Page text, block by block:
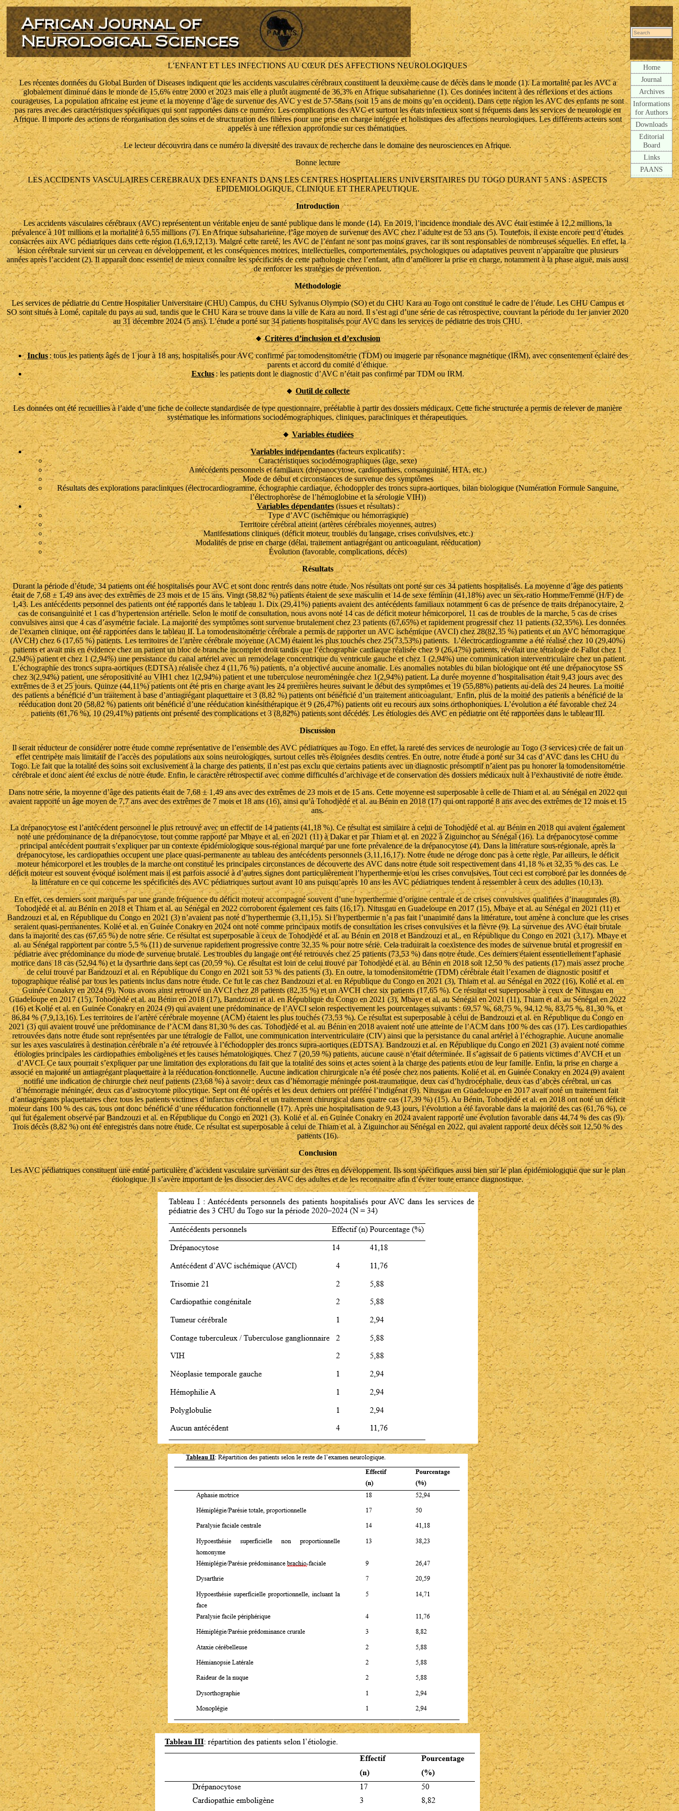
L’ENFANT ET LES INFECTIONS AU CŒUR DES AFFECTIONS NEUROLOGIQUES
Les récentes données du Global Burden of Diseases indiquent que les accidents vasculaires cérébraux constituent la deuxième cause de décès dans le monde (1). La mortalité par les AVC a
globalement diminué dans le monde de 15,6% entre 2000 et 2023 mais elle a plutôt augmenté de 36,3% en Afrique subsaharienne (1). Ces données incitent à des réflexions et des actions
courageuses. La population africaine est jeune et la moyenne d’âge de survenue des AVC y est de 57-58ans (soit 15 ans de moins qu’en occident). Dans cette région les AVC des enfants ne sont
pas rares avec des caractéristiques spécifiques qui sont rapportées dans ce numéro. Les complications des AVC et surtout les états infectieux sont si fréquents dans les services de neurologie en
Afrique. Il importe des actions de réorganisation des soins et de structuration des filières pour une prise en charge intégrée et holistiques des affections neurologiques. Les différents acteurs sont
appelés à une réflexion approfondie sur ces thématiques.
Le lecteur découvrira dans ce numéro la diversité des travaux de recherche dans le domaine des neurosciences en Afrique.
Bonne lecture
LES ACCIDENTS VASCULAIRES CEREBRAUX DES ENFANTS DANS LES CENTRES HOSPITALIERS UNIVERSITAIRES DU TOGO DURANT 5 ANS : ASPECTS
EPIDEMIOLOGIQUE, CLINIQUE ET THERAPEUTIQUE.
Introduction
Les accidents vasculaires cérébraux (AVC) représentent un véritable enjeu de santé publique dans le monde (14). En 2019, l’incidence mondiale des AVC était estimée à 12,2 millions, la
prévalence à 101 millions et la mortalité à 6,55 millions (7). En Afrique subsaharienne, l’âge moyen de survenue des AVC chez l’adulte est de 53 ans (5). Toutefois, il existe encore peu d’études
consacrées aux AVC pédiatriques dans cette région (1,6,9,12,13). Malgré cette rareté, les AVC de l’enfant ne sont pas moins graves, car ils sont responsables de nombreuses séquelles. En effet, la
lésion cérébrale survient sur un cerveau en développement, et les conséquences motrices, intellectuelles, comportementales, psychologiques ou adaptatives peuvent n’apparaître que plusieurs
années après l’accident (2). Il apparaît donc essentiel de mieux connaître les spécificités de cette pathologie chez l’enfant, afin d’améliorer la prise en charge, notamment à la phase aiguë, mais aussi
de renforcer les stratégies de prévention.
Méthodologie
Les services de pédiatrie du Centre Hospitalier Universitaire (CHU) Campus, du CHU Sylvanus Olympio (SO) et du CHU Kara au Togo ont constitué le cadre de l’étude. Les CHU Campus et
SO sont situés à Lomé, capitale du pays au sud, tandis que le CHU Kara se trouve dans la ville de Kara au nord. Il s’est agi d’une série de cas rétrospective, couvrant la période du 1er janvier 2020
au 31 décembre 2024 (5 ans). L’étude a porté sur 34 patients hospitalisés pour AVC dans les services de pédiatrie des trois CHU.
🔸 Critères d’inclusion et d’exclusion
Inclus: tous les patients âgés de 1 jour à 18 ans, hospitalisés pour AVC confirmé par tomodensitométrie (TDM) ou imagerie par résonance magnétique (IRM), avec consentement éclairé des
parents et accord du comité d’éthique.
Exclus: les patients dont le diagnostic d’AVC n’était pas confirmé par TDM ou IRM.
🔸 Outil de collecte
Les données ont été recueillies à l’aide d’une fiche de collecte standardisée de type questionnaire, préétablie à partir des dossiers médicaux. Cette fiche structurée a permis de relever de manière
systématique les informations sociodémographiques, cliniques, paracliniques et thérapeutiques.
🔸 Variables étudiées
Variables indépendantes(facteurs explicatifs) :
Caractéristiques sociodémographiques (âge, sexe)
Antécédents personnels et familiaux (drépanocytose, cardiopathies, consanguinité, HTA, etc.)
Mode de début et circonstances de survenue des symptômes
Résultats des explorations paracliniques (électrocardiogramme, échographie cardiaque, échodoppler des troncs supra-aortiques, bilan biologique (Numération Formule Sanguine,
l’électrophorèse de l’hémoglobine et la sérologie VIH))
Variables dépendantes(issues et résultats) :
Type d’AVC (ischémique ou hémorragique)
Territoire cérébral atteint (artères cérébrales moyennes, autres)
Manifestations cliniques (déficit moteur, troubles du langage, crises convulsives, etc.)
Modalités de prise en charge (délai, traitement antiagrégant ou anticoagulant, rééducation)
Évolution (favorable, complications, décès)
Résultats
Durant la période d’étude, 34 patients ont été hospitalisés pour AVC et sont donc rentrés dans notre étude. Nos résultats ont porté sur ces 34 patients hospitalisés. La moyenne d’âge des patients
était de 7,68 ± 1,49 ans avec des extrêmes de 23 mois et de 15 ans. Vingt (58,82 %) patients étaient de sexe masculin et 14 de sexe féminin (41,18%) avec un sex-ratio Homme/Femme (H/F) de
1,43. Les antécédents personnel des patients ont été rapportés dans le tableau 1. Dix (29,41%) patients avaient des antécédents familiaux notamment 6 cas de présence de traits drépanocytaire, 2
cas de consanguinité et 1 cas d’hypertension artérielle. Selon le motif de consultation, nous avons noté 14 cas de déficit moteur hémicorporel, 11 cas de troubles de la marche, 5 cas de crises
convulsives ainsi que 4 cas d’asymétrie faciale. La majorité des symptômes sont survenue brutalement chez 23 patients (67,65%) et rapidement progressif chez 11 patients (32,35%). Les données
de l’examen clinique, ont été rapportées dans le tableau II. La tomodensitométrie cérébrale a permis de rapporter un AVC ischémique (AVCI) chez 28(82,35 %) patients et un AVC hémorragique
(AVCH) chez 6 (17,65 %) patients. Les territoires de l’artère cérébrale moyenne (ACM) étaient les plus touchés chez 25(73,53%) patients. L’électrocardiogramme a été réalisé chez 10 (29,40%)
patients et avait mis en évidence chez un patient un bloc de branche incomplet droit tandis que l’échographie cardiaque réalisée chez 9 (26,47%) patients, révélait une tétralogie de Fallot chez 1
(2,94%) patient et chez 1 (2,94%) une persistance du canal artériel avec un remodelage concentrique du ventricule gauche et chez 1 (2,94%) une communication interventriculaire chez un patient.
L’échographie des troncs supra-aortiques (EDTSA) réalisée chez 4 (11,76 %) patients, n’a objectivé aucune anomalie. Les anomalies notables du bilan biologique ont été une drépanocytose SS
chez 3(2,94%) patient, une séropositivité au VIH1 chez 1(2,94%) patient et une tuberculose neuroméningée chez 1(2,94%) patient. La durée moyenne d’hospitalisation était 9,43 jours avec des
extrêmes de 3 et 25 jours. Quinze (44,11%) patients ont été pris en charge avant les 24 premières heures suivant le début des symptômes et 19 (55,88%) patients au-delà des 24 heures. La moitié
des patients a bénéficié d’un traitement à base d’antiagrégant plaquettaire et 3 (8,82 %) patients ont bénéficié d’un traitement anticoagulant. Enfin, plus de la moitié des patients a bénéficié de la
rééducation dont 20 (58,82 %) patients ont bénéficié d’une rééducation kinésithérapique et 9 (26,47%) patients ont eu recours aux soins orthophoniques. L’évolution a été favorable chez 24
patients (61,76 %), 10 (29,41%) patients ont présenté des complications et 3 (8,82%) patients sont décédés. Les étiologies des AVC en pédiatrie ont été rapportées dans le tableau III.
Discussion
Il serait réducteur de considérer notre étude comme représentative de l’ensemble des AVC pédiatriques au Togo. En effet, la rareté des services de neurologie au Togo (3 services) crée de fait un
effet centripète mais limitatif de l’accès des populations aux soins neurologiques, surtout celles très éloignées desdits centres. En outre, notre étude a porté sur 34 cas d’AVC dans les CHU du
Togo. Le fait que la totalité des soins soit exclusivement à la charge des patients, il n’est pas exclu que certains patients avec un diagnostic présomptif n’aient pas pu honorer la tomodensitométrie
cérébrale et donc aient été exclus de notre étude. Enfin, le caractère rétrospectif avec comme difficultés d’archivage et de conservation des dossiers médicaux nuit à l’exhaustivité de notre étude.
Dans notre série, la moyenne d’âge des patients était de 7,68 ± 1,49 ans avec des extrêmes de 23 mois et de 15 ans. Cette moyenne est superposable à celle de Thiam et al. au Sénégal en 2022 qui
avaient rapporté un âge moyen de 7,7 ans avec des extrêmes de 7 mois et 18 ans (16), ainsi qu’à Tohodjèdé et al. au Bénin en 2018 (17) qui ont rapporté 8 ans avec des extrêmes de 12 mois et 15
ans.
La drépanocytose est l’antécédent personnel le plus retrouvé avec un effectif de 14 patients (41,18 %). Ce résultat est similaire à celui de Tohodjèdé et al. au Bénin en 2018 qui avaient également
noté une prédominance de la drépanocytose, tout comme rapporté par Mbaye et al. en 2021 (11) à Dakar et par Thiam et al. en 2022 à Ziguinchor au Sénégal (16). La drépanocytose comme
principal antécédent pourrait s’expliquer par un contexte épidémiologique sous-régional marqué par une forte prévalence de la drépanocytose (4). Dans la littérature sous-régionale, après la
drépanocytose, les cardiopathies occupent une place quasi-permanente au tableau des antécédents personnels (3,11,16,17). Notre étude ne déroge donc pas à cette règle. Par ailleurs, le déficit
moteur hémicorporel et les troubles de la marche ont constitué les principales circonstances de découverte des AVC dans notre étude soit respectivement dans 41,18 % et 32,35 % des cas. Le
déficit moteur est souvent évoqué isolément mais il est parfois associé à d’autres signes dont particulièrement l’hyperthermie et/ou les crises convulsives. Tout ceci est corroboré par les données de
la littérature en ce qui concerne les spécificités des AVC pédiatriques surtout avant 10 ans puisqu’après 10 ans les AVC pédiatriques tendent à ressembler à ceux des adultes (10,13).
En effet, ces derniers sont marqués par une grande fréquence du déficit moteur accompagné souvent d’une hyperthermie d’origine centrale et de crises convulsives qualifiées d’inaugurales (8).
Tohodjèdé et al. au Bénin en 2018 et Thiam et al. au Sénégal en 2022 corroborent également ces faits (16,17). Nitusgau en Guadeloupe en 2017 (15), Mbaye et al. au Sénégal en 2021 (11) et
Bandzouzi et al. en République du Congo en 2021 (3) n’avaient pas noté d’hyperthermie (3,11,15). Si l’hyperthermie n’a pas fait l’unanimité dans la littérature, tout amène à conclure que les crises
seraient quasi-permanentes. Kolié et al. en Guinée Conakry en 2024 ont noté comme principaux motifs de consultation les crises convulsives et la fièvre (9). La survenue des AVC était brutale
dans la majorité des cas (67,65 %) de notre série. Ce résultat est superposable à ceux de Tohodjèdé et al. au Bénin en 2018 et Bandzouzi et al., en République du Congo en 2021 (3,17). Mbaye et
al. au Sénégal rapportent par contre 5,5 % (11) de survenue rapidement progressive contre 32,35 % pour notre série. Cela traduirait la coexistence des modes de survenue brutal et progressif en
pédiatrie avec prédominance du mode de survenue brutale. Les troubles du langage ont été retrouvés chez 25 patients (73,53 %) dans notre étude. Ces derniers étaient essentiellement l’aphasie
motrice dans 18 cas (52,94 %) et la dysarthrie dans sept cas (20,59 %). Ce résultat est loin de celui trouvé par Tohodjèdé et al. au Bénin en 2018 soit 12,50 % des patients (17) mais assez proche
de celui trouvé par Bandzouzi et al. en République du Congo en 2021 soit 53 % des patients (3). En outre, la tomodensitométrie (TDM) cérébrale était l’examen de diagnostic positif et
topographique réalisé par tous les patients inclus dans notre étude. Ce fut le cas chez Bandzouzi et al. en République du Congo en 2021 (3), Thiam et al. au Sénégal en 2022 (16), Kolié et al. en
Guinée Conakry en 2024 (9). Nous avons ainsi retrouvé un AVCI chez 28 patients (82,35 %) et un AVCH chez six patients (17,65 %). Ce résultat est superposable à ceux de Nitusgau en
Guadeloupe en 2017 (15), Tohodjèdé et al. au Bénin en 2018 (17), Bandzouzi et al. en République du Congo en 2021 (3), Mbaye et al. au Sénégal en 2021 (11), Thiam et al. au Sénégal en 2022
(16) et Kolié et al. en Guinée Conakry en 2024 (9) qui avaient une prédominance de l’AVCI selon respectivement les pourcentages suivants : 69,57 %, 68,75 %, 94,12 %, 83,75 %, 81,30 %, et
86,84 % (7,9,13,16). Les territoires de l’artère cérébrale moyenne (ACM) étaient les plus touchés (73,53 %). Ce résultat est superposable à celui de Bandzouzi et al. en République du Congo en
2021 (3) qui avaient trouvé une prédominance de l’ACM dans 81,30 % des cas. Tohodjèdé et al. au Bénin en 2018 avaient noté une atteinte de l’ACM dans 100 % des cas (17). Les cardiopathies
retrouvées dans notre étude sont représentées par une tétralogie de Fallot, une communication interventriculaire (CIV) ainsi que la persistance du canal artériel à l’échographie. Aucune anomalie
sur les axes vasculaires à destination cérébrale n’a été retrouvée à l’échodoppler des troncs supra-aortiques (EDTSA). Bandzouzi et al. en République du Congo en 2021 (3) avaient noté comme
étiologies principales les cardiopathies emboligènes et les causes hématologiques. Chez 7 (20,59 %) patients, aucune cause n’était déterminée. Il s’agissait de 6 patients victimes d’AVCH et un
d’AVCI. Ce taux pourrait s’expliquer par une limitation des explorations du fait que la totalité des soins et actes soient à la charge des patients et/ou de leur famille. Enfin, la prise en charge a
associé en majorité un antiagrégant plaquettaire à la rééducation fonctionnelle. Aucune indication chirurgicale n’a été posée chez nos patients. Kolié et al. en Guinée Conakry en 2024 (9) avaient
notifié une indication de chirurgie chez neuf patients (23,68 %) à savoir : deux cas d’hémorragie méningée post-traumatique, deux cas d’hydrocéphalie, deux cas d’abcès cérébral, un cas
d’hémorragie méningée, deux cas d’astrocytome pilocytique. Sept ont été opérés et les deux derniers ont préféré l’indigénat (9). Nitusgau en Guadeloupe en 2017 avait noté un traitement fait
d’antiagrégants plaquettaires chez tous les patients victimes d’infarctus cérébral et un traitement chirurgical dans quatre cas (17,39 %) (15). Au Bénin, Tohodjèdé et al. en 2018 ont noté un déficit
moteur dans 100 % des cas, tous ont donc bénéficié d’une rééducation fonctionnelle (17). Après une hospitalisation de 9,43 jours, l’évolution a été favorable dans la majorité des cas (61,76 %), ce
qui fut également observé par Bandzouzi et al. en République du Congo en 2021 (3). Kolié et al. en Guinée Conakry en 2024 avaient rapporté une évolution favorable dans 44,74 % des cas (9).
Trois décès (8,82 %) ont été enregistrés dans notre étude. Ce résultat est superposable à celui de Thiam et al. à Ziguinchor au Sénégal en 2022, qui avaient rapporté deux décès soit 12,50 % des
patients (16).
Conclusion
Les AVC pédiatriques constituent une entité particulière d’accident vasculaire survenant sur des êtres en développement. Ils sont spécifiques aussi bien sur le plan épidémiologique que sur le plan
étiologique. Il s’avère important de les dissocier des AVC des adultes et de les reconnaitre afin d’éviter toute errance diagnostique.
Home
Journal
Archives
Informations
for Authors
Downloads
Editorial
Board
Links
PAANS